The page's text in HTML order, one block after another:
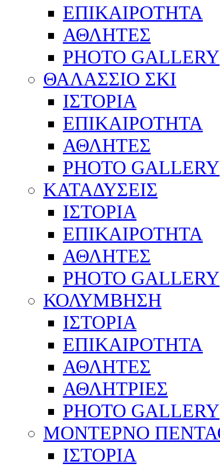
ΕΠΙΚΑΙΡΟΤΗΤΑ
ΑΘΛΗΤΕΣ
PHOTO GALLERY
ΘΑΛΑΣΣΙΟ ΣΚΙ
ΙΣΤΟΡΙΑ
ΕΠΙΚΑΙΡΟΤΗΤΑ
ΑΘΛΗΤΕΣ
PHOTO GALLERY
ΚΑΤΑΔΥΣΕΙΣ
ΙΣΤΟΡΙΑ
ΕΠΙΚΑΙΡΟΤΗΤΑ
ΑΘΛΗΤΕΣ
PHOTO GALLERY
ΚΟΛΥΜΒΗΣΗ
ΙΣΤΟΡΙΑ
ΕΠΙΚΑΙΡΟΤΗΤΑ
ΑΘΛΗΤΕΣ
ΑΘΛΗΤΡΙΕΣ
PHOTO GALLERY
ΜΟΝΤΕΡΝΟ
ΙΣΤΟΡΙΑ